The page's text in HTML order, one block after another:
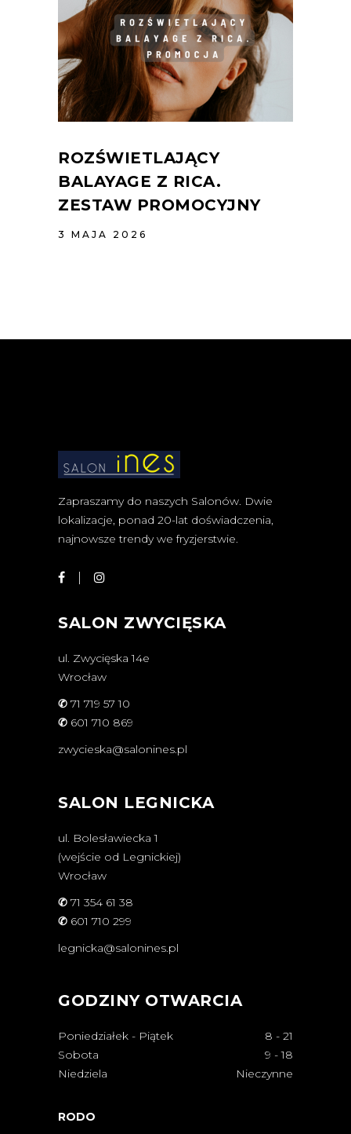
ROZŚWIETLAJĄCY
BALAYAGE Z RICA.
ZESTAW PROMOCYJNY
3 MAJA 2026
Zapraszamy do naszych Salonów. Dwie
lokalizacje, ponad 20-lat doświadczenia,
najnowsze trendy we fryzjerstwie.
SALON ZWYCIĘSKA
ul. Zwycięska 14e
Wrocław
✆ 71 719 57 10
✆ 601 710 869
zwycieska@salonines.pl
SALON LEGNICKA
ul. Bolesławiecka 1
(wejście od Legnickiej)
Wrocław
✆ 71 354 61 38
✆ 601 710 299
legnicka@salonines.pl
GODZINY OTWARCIA
Poniedziałek - Piątek 8 - 21
Sobota
9 - 18
Niedziela
Nieczynne
RODO